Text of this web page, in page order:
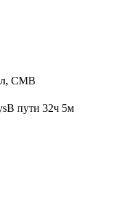
CMB
В пути 32ч 5м